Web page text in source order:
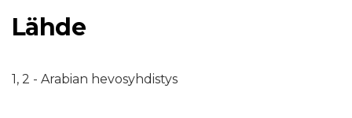
Lähde
1, 2 - Arabian hevosyhdistys